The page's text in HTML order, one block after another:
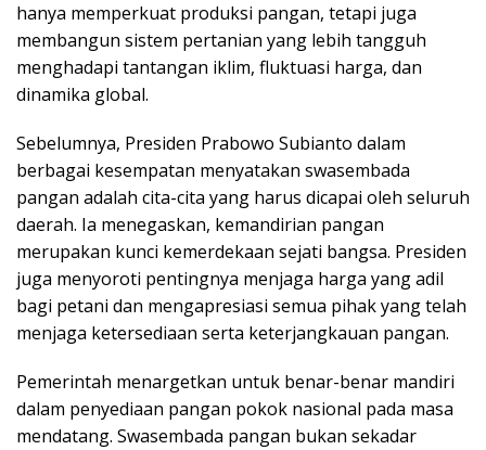
hanya memperkuat produksi pangan, tetapi juga
membangun sistem pertanian yang lebih tangguh
menghadapi tantangan iklim, fluktuasi harga, dan
dinamika global.
Sebelumnya, Presiden Prabowo Subianto dalam
berbagai kesempatan menyatakan swasembada
pangan adalah cita-cita yang harus dicapai oleh seluruh
daerah. Ia menegaskan, kemandirian pangan
merupakan kunci kemerdekaan sejati bangsa. Presiden
juga menyoroti pentingnya menjaga harga yang adil
bagi petani dan mengapresiasi semua pihak yang telah
menjaga ketersediaan serta keterjangkauan pangan.
Pemerintah menargetkan untuk benar-benar mandiri
dalam penyediaan pangan pokok nasional pada masa
mendatang. Swasembada pangan bukan sekadar